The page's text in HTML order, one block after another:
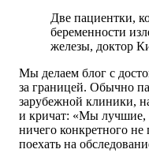
Две пациентки,
беременности
железы, доктор
Мы делаем блог с
за границей. Обычно
зарубежной клиники,
и кричат: «Мы
ничего конкретного не
поехать на